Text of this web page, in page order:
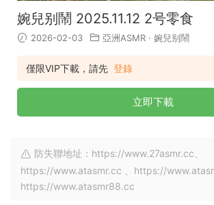
婉兒别鬧 2025.11.12 2号零食
2026-02-03 亞洲ASMR · 婉兒别鬧
僅限VIP下載，請先 登錄
立即下載
防失聯地址：https://www.27asmr.cc、
https://www.atasmr.cc 、https://
https://www.atasmr88.cc